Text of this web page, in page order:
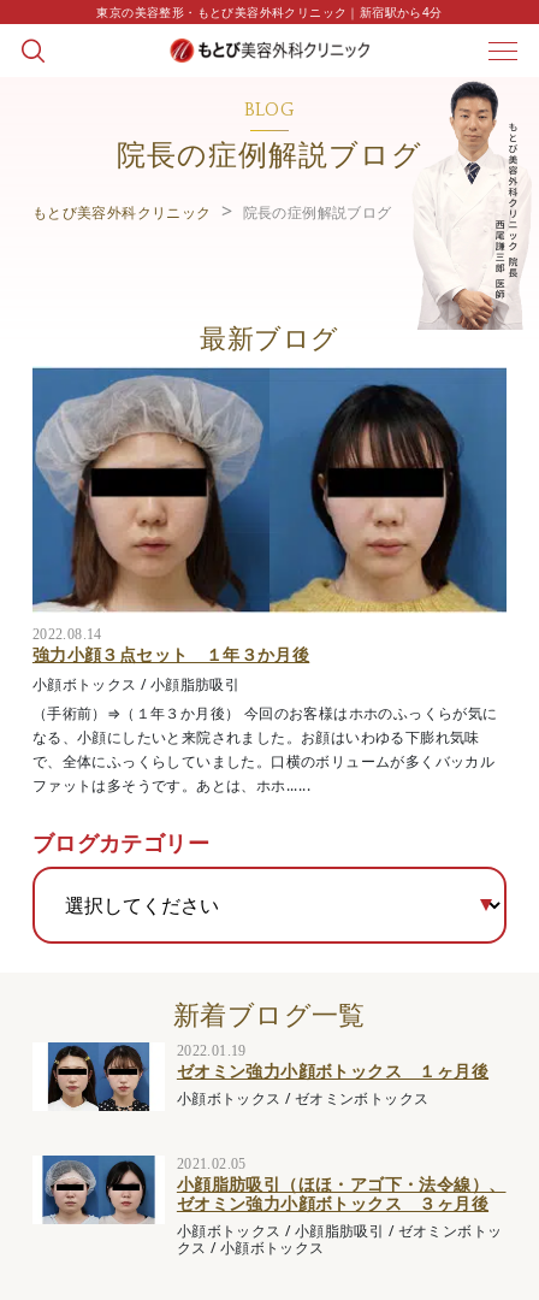
東京の美容整形・もとび美容外科クリニック｜新宿駅から4分
BLOG
院長の症例解説ブログ
もとび美容外科クリニック 院長の症例解説ブログ
最新ブログ
2022.08.14
強力小顔３点セット １年３か月後
小顔ボトックス /小顔脂肪吸引
（手術前）⇒（１年３か月後） 今回のお客様はホホのふっくらが気に
なる、小顔にしたいと来院されました。お顔はいわゆる下膨れ気味
で、全体にふっくらしていました。口横のボリュームが多くバッカル
ファットは多そうです。あとは、ホホ......
ブログカテゴリー
新着ブログ一覧
2022.01.19
ゼオミン強力小顔ボトックス １ヶ月後
小顔ボトックス /ゼオミンボトックス
2021.02.05
小顔脂肪吸引（ほほ・アゴ下・法令線）、
ゼオミン強力小顔ボトックス ３ヶ月後
小顔ボトックス /小顔脂肪吸引 /ゼオミンボトッ
クス /小顔ボトックス